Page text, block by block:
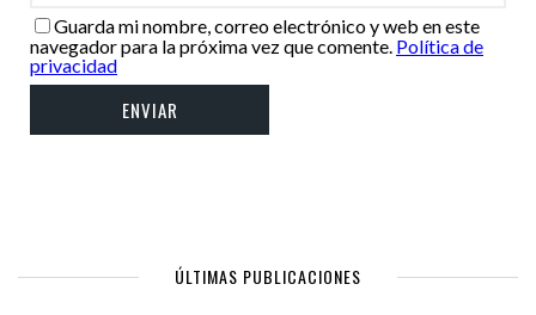
Guarda mi nombre, correo electrónico y web en este
navegador para la próxima vez que comente. Política de
privacidad
ÚLTIMAS PUBLICACIONES